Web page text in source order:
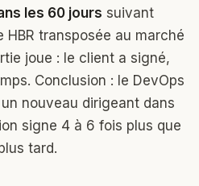
les 60 jours suivant
HBR transposée au marché
joue : le client a signé,
Conclusion : le DevOps
nouveau dirigeant dans
signe 4 à 6 fois plus que
tard.